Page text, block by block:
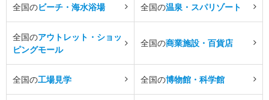
全国のビーチ・海水浴場 全国の温泉・スパリゾート
全国のアウトレット・ショッ
ピングモール
全国の商業施設・百貨店
全国の工場見学 全国の博物館・科学館